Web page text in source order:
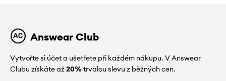
Answear Club
Vytvořte si účet a ušetřete při každém nákupu. V Answear
Clubu získáte až20%trvalou slevu z běžných cen.